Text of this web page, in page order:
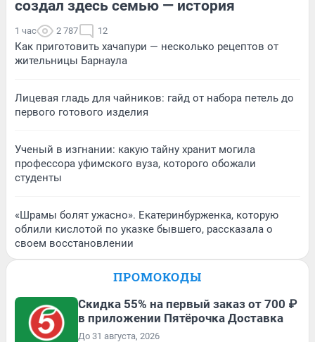
создал здесь семью — история
1 час 2 787 12
Как приготовить хачапури — несколько рецептов от
жительницы Барнаула
Лицевая гладь для чайников: гайд от набора петель до
первого готового изделия
Ученый в изгнании: какую тайну хранит могила
профессора уфимского вуза, которого обожали
студенты
«Шрамы болят ужасно». Екатеринбурженка, которую
облили кислотой по указке бывшего, рассказала о
своем восстановлении
ПРОМОКОДЫ
Скидка 55% на первый заказ от 700 ₽
в приложении Пятёрочка Доставка
До 31 августа, 2026